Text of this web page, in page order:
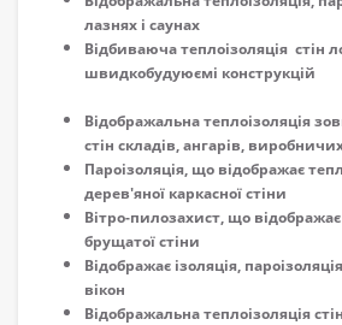
лазнях і саунах
Відбиваюча теплоізоляція стін
швидкобудуюємі
Відображальна теплоізоляція
стін складів, ангарів,
Пароізоляція, що відображає
дерев'яної каркасної стіни
Вітро-пилозахист, що
брущатої стіни
Відображає ізоляція,
вікон
Відображальна теплоізоляція